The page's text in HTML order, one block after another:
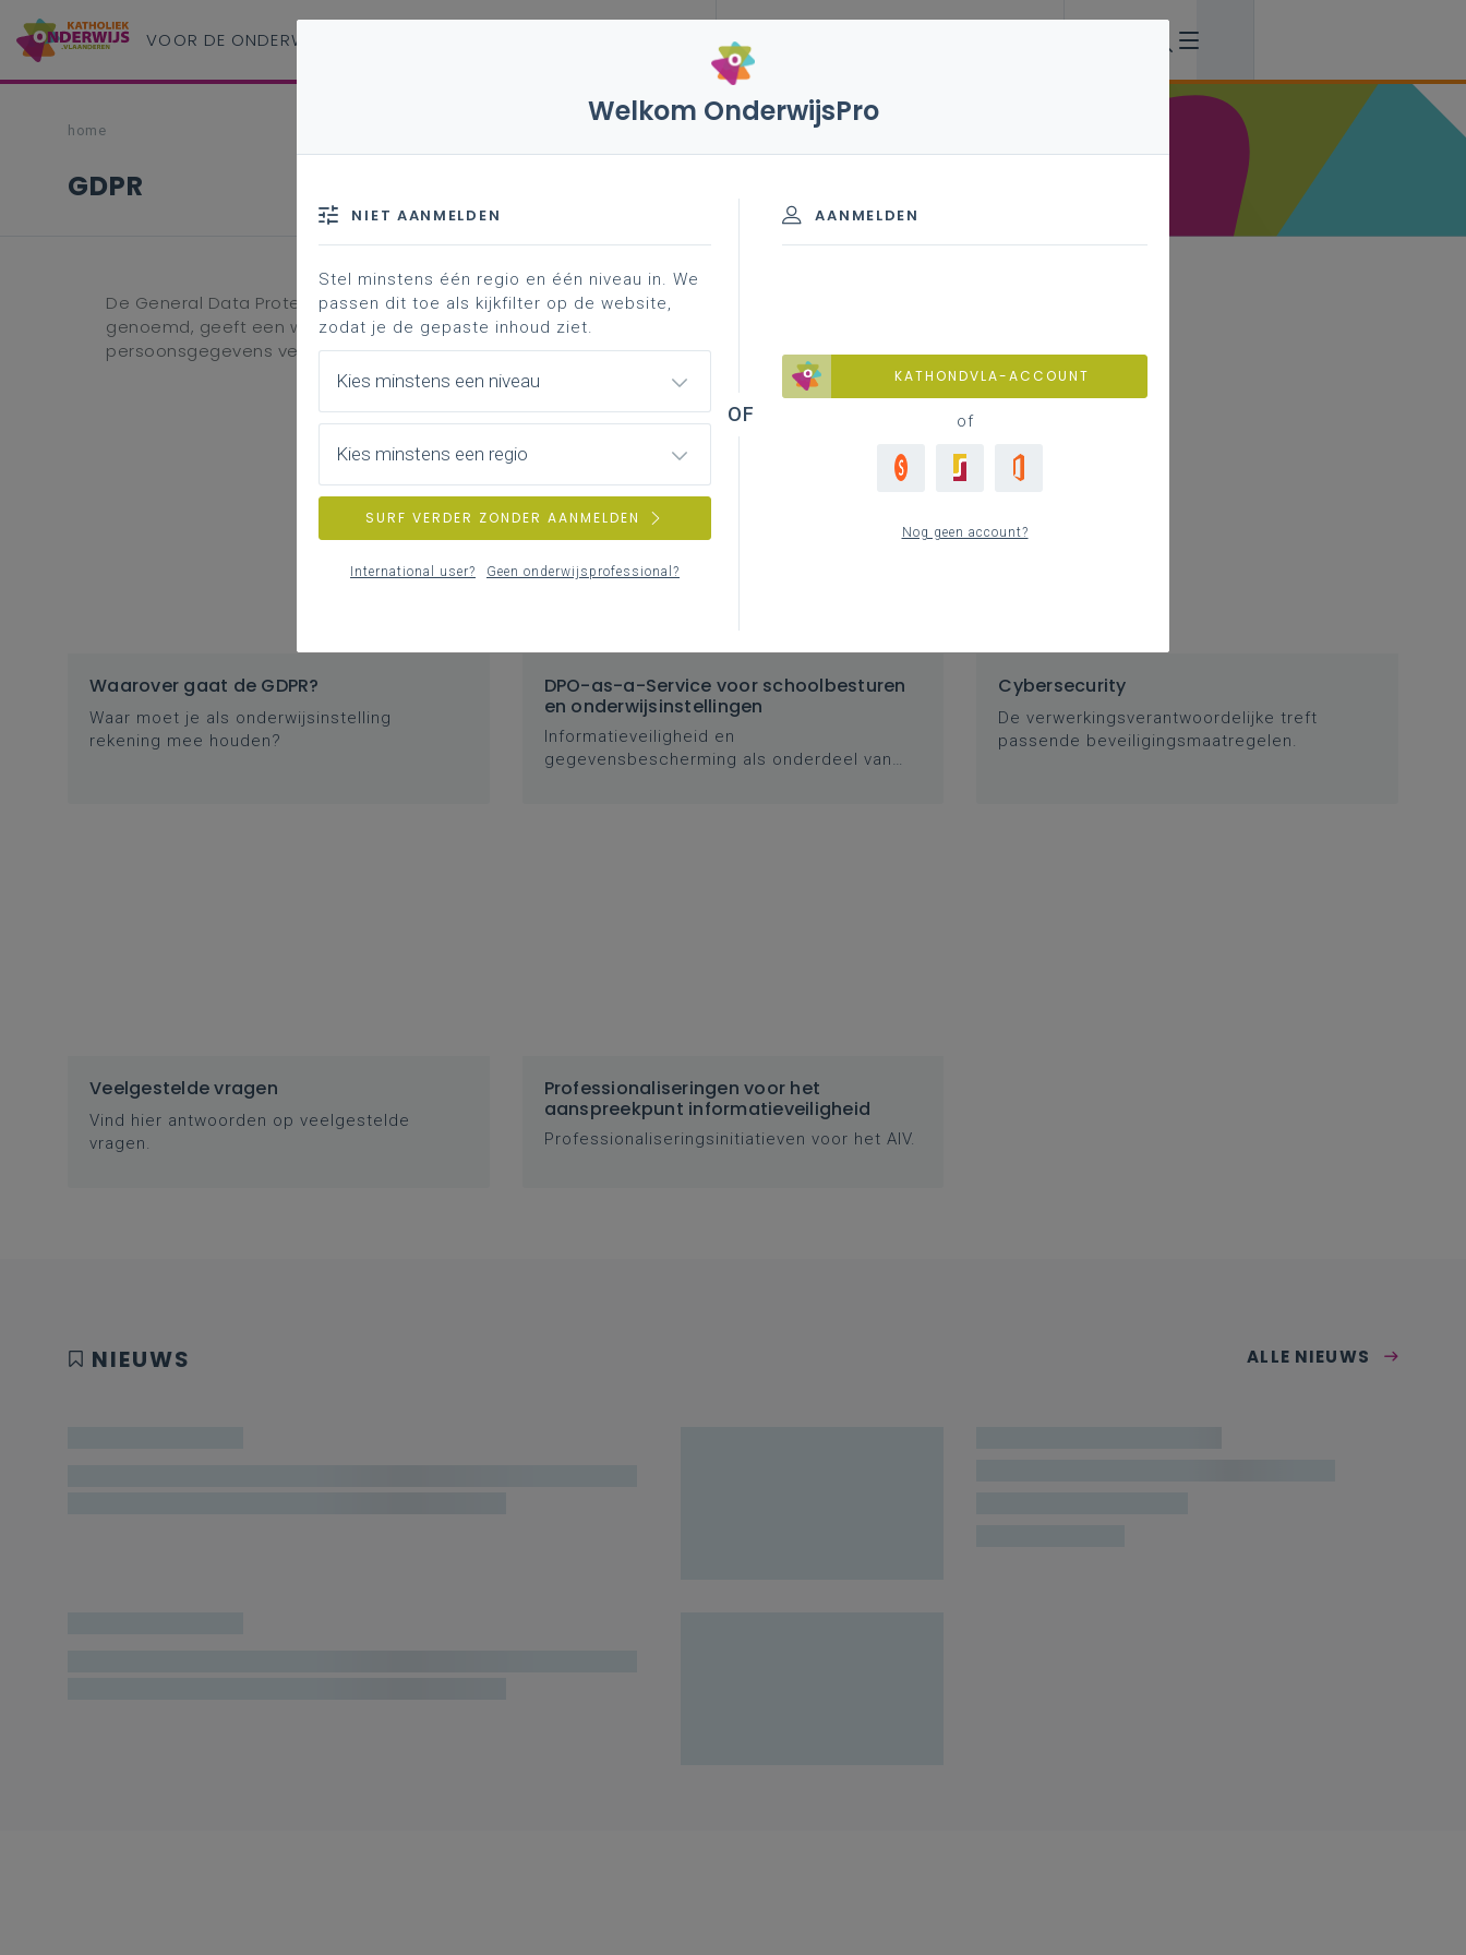
VOOR DE ONDERWIJS
home
GDPR
De General Data Protection Regulation (GDPR), ook wel de Algemene Verordening Gegevensbescherming (AVG)
genoemd, geeft een wettelijk kader aan de verplichtingen waaraan onderwijsinstellingen moeten voldoen als ze
persoonsgegevens verwerken.
Waarover gaat de GDPR?
Waar moet je als onderwijsinstelling
rekening mee houden?
DPO-as-a-Service voor schoolbesturen
en onderwijsinstellingen
Informatieveiligheid en
gegevensbescherming als onderdeel van
Cybersecurity
De verwerkingsverantwoordelijke treft
passende beveiligingsmaatregelen.
Veelgestelde vragen
Vind hier antwoorden op veelgestelde
vragen.
Professionaliseringen voor het
aanspreekpunt informatieveiligheid
Professionaliseringsinitiatieven voor het AIV.
NIEUWS ALLE NIEUWS
Welkom OnderwijsPro
AANMELDEN
KATHONDVLA-ACCOUNT
of
Nog geen account?
NIET AANMELDEN
Stel minstens één regio en één niveau in. We
passen dit toe als kijkfilter op de website,
zodat je de gepaste inhoud ziet.
Kies minstens een niveau
Kies minstens een regio
SURF VERDER ZONDER AANMELDEN
International user? Geen onderwijsprofessional?